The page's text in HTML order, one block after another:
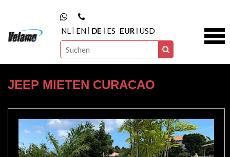
NL EN DE ES EUR USD
JEEP MIETEN CURACAO